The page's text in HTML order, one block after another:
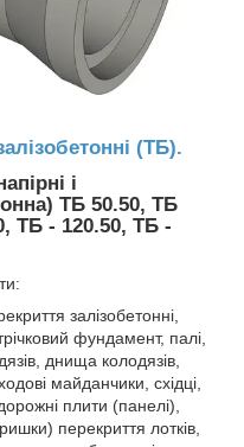
(ТБ).
і
ТБ 50.50, ТБ
ТБ - 120.50, ТБ -
залізобетонні,
фундамент, палі,
днища колодязів,
майданчики, східці,
плити (панелі),
перекриття лотків,